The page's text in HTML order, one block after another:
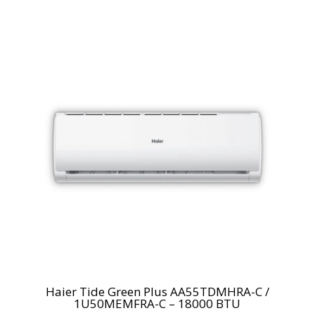
Haier Tide Green Plus AA55TDMHRA-C /
1U50MEMFRA-C – 18000 BTU